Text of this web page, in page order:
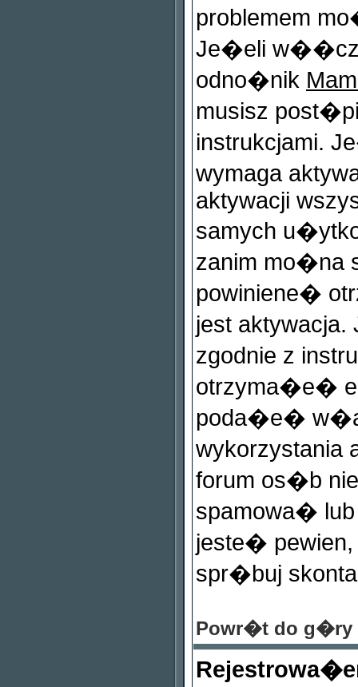
problemem
Je�eli
odno�nik
musisz
instrukcjami.
wymaga
aktywacji
samych
zanim mo�na
powiniene�
jest
zgodnie z
otrzyma�e�
poda�e�
wykorzystania
forum os�b
spamowa�
jeste�
spr�buj
Powr�t do g�ry